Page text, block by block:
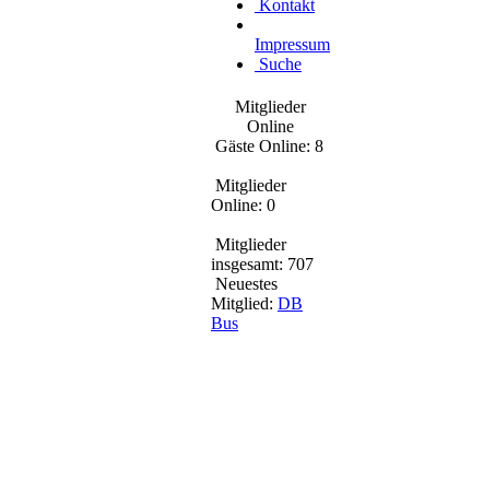
Kontakt
Impressum
Suche
Mitglieder
Online
Gäste Online: 8
Mitglieder
Online: 0
Mitglieder
insgesamt: 707
Neuestes
Mitglied: DB
Bus